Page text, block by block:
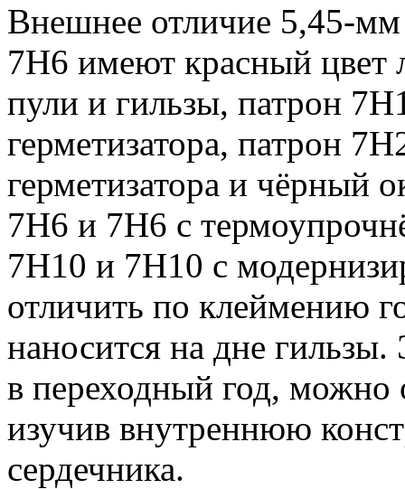
Внешнее отличие 5,45-
7Н6 имеют красный цвет
пули и гильзы, патрон
герметизатора, патрон
герметизатора и чёрный
7Н6 и 7Н6 с
7Н10 и 7Н10 с
отличить по клеймению
наносится на дне
в переходный год, можно
изучив внутреннюю
сердечника.